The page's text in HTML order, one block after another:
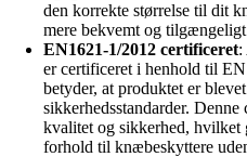
den korrekte størrelse til dit
mere bekvemt og
EN1621-1/2012 certificeret:
er certificeret i henhold til
betyder, at produktet er
sikkerhedsstandarder.
kvalitet og sikkerhed, hvilket
forhold til knæbeskyttere